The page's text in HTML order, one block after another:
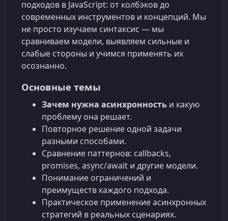
подходов в JavaScript: от колбэков до
современных инструментов и концепций. Мы
не просто изучаем синтаксис — мы
сравниваем модели, выявляем сильные и
слабые стороны и учимся применять их
осознанно.
Основные темы
Зачем нужна асинхронность и какую
проблему она решает.
Повторное решение одной задачи
разными способами.
Сравнение паттернов: callbacks,
promises, async/await и другие модели.
Понимание ограничений и
преимуществ каждого подхода.
Практическое применение асинхронных
стратегий в реальных сценариях.